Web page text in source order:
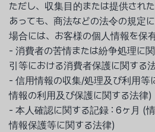
ただし、収集目的または提供され
あっても、商法などの法令の規定
場合には、お客様の個人情報を保
- 消費者の苦情または紛争処理に
引等における消費者保護に関する
- 信用情報の収集/処理及び利用等
情報の利用及び保護に関する法律)
- 本人確認に関する記録 : 6ヶ月 (
情報保護等に関する法律)